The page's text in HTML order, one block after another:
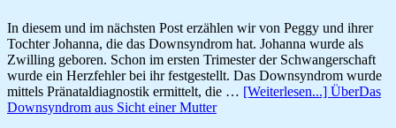
In diesem und im nächsten Post erzählen wir von Peggy und ihrer
Tochter Johanna, die das Downsyndrom hat. Johanna wurde als
Zwilling geboren. Schon im ersten Trimester der Schwangerschaft
wurde ein Herzfehler bei ihr festgestellt. Das Downsyndrom wurde
mittels Pränataldiagnostik ermittelt, die … [Weiterlesen...] ÜberDas
Downsyndrom aus Sicht einer Mutter